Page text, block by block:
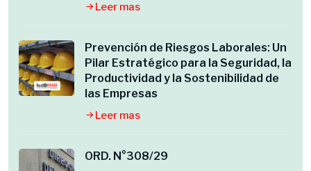
Leer mas
Prevención de Riesgos Laborales: Un
Pilar Estratégico para la Seguridad, la
Productividad y la Sostenibilidad de
las Empresas
Leer mas
ORD. N°308/29